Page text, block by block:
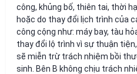
công, khủng bố, thiên tai, thời
hoặc do thay đổi lịch trình của
công cộng như: máy bay, tàu
thay đổi lộ trình vì sự thuận
sẽ miễn trừ trách nhiệm bồi
sinh. Bên B không chịu trách